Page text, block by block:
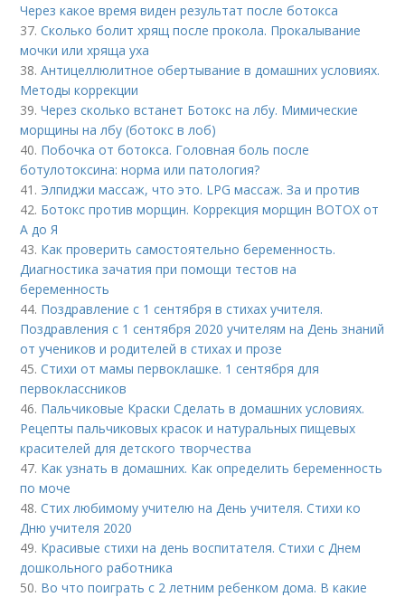
Через какое время виден результат после ботокса
37.Сколько болит хрящ после прокола. Прокалывание
мочки или хряща уха
38.Антицеллюлитное обертывание в домашних условиях.
Методы коррекции
39.Через сколько встанет Ботокс на лбу. Мимические
морщины на лбу (ботокс в лоб)
40. Побочка от ботокса. Головная боль после
ботулотоксина: норма или патология?
41. Элпиджи массаж, что это. LPG массаж. За и против
42. Ботокс против морщин. Коррекция морщин BOTOX от
А до Я
43. Как проверить самостоятельно беременность.
Диагностика зачатия при помощи тестов на
беременность
44. Поздравление с 1 сентября в стихах учителя.
Поздравления с 1 сентября 2020 учителям на День знаний
от учеников и родителей в стихах и прозе
45.Стихи от мамы первоклашке. 1 сентября для
первоклассников
46. Пальчиковые Краски Сделать в домашних условиях.
Рецепты пальчиковых красок и натуральных пищевых
красителей для детского творчества
47. Как узнать в домашних. Как определить беременность
по моче
48.Стих любимому учителю на День учителя. Стихи ко
Дню учителя 2020
49. Красивые стихи на день воспитателя. Стихи с Днем
дошкольного работника
50. Во что поиграть с 2 летним ребенком дома. В какие